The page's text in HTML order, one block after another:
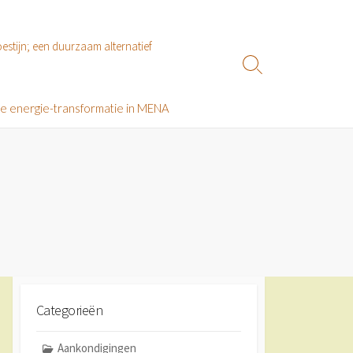
een duurzaam alternatief
energie-transformatie in MENA
Zoeken
Categorieën
Aankondigingen